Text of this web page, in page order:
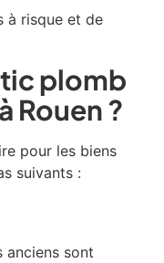
à risque et de
plomb
Rouen ?
pour les biens
suivants :
anciens sont